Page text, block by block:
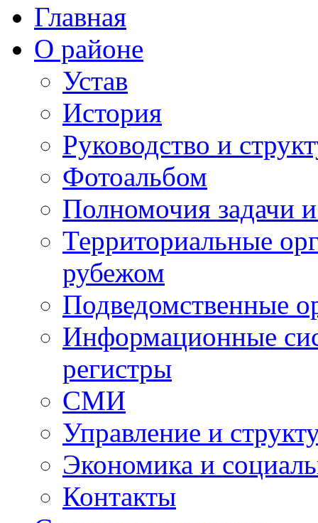
Главная
О районе
Устав
История
Руководство и
Фотоальбом
Полномочия задачи
Территориальные
рубежом
Подведомственные
Информационные
регистры
СМИ
Управление и
Экономика и
Контакты